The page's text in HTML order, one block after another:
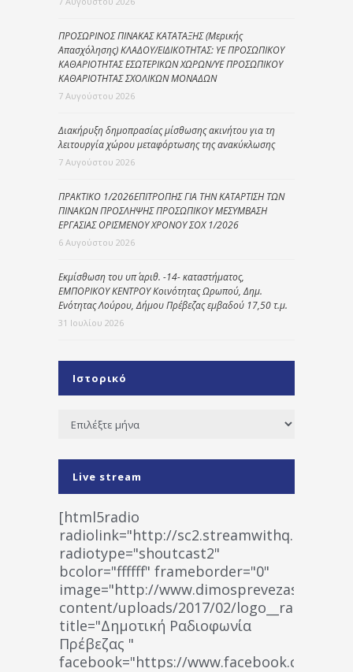
ΠΡΟΣΩΡΙΝΟΣ ΠΙΝΑΚΑΣ ΚΑΤΑΤΑΞΗΣ (Μερικής
Απασχόλησης) ΚΛΑΔΟΥ/ΕΙΔΙΚΟΤΗΤΑΣ: ΥΕ ΠΡΟΣΩΠΙΚΟΥ
ΚΑΘΑΡΙΟΤΗΤΑΣ ΕΣΩΤΕΡΙΚΩΝ ΧΩΡΩΝ/ΥΕ ΠΡΟΣΩΠΙΚΟΥ
ΚΑΘΑΡΙΟΤΗΤΑΣ ΣΧΟΛΙΚΩΝ ΜΟΝΑΔΩΝ
7 Αυγούστου 2026
Διακήρυξη δημοπρασίας μίσθωσης ακινήτου για τη
λειτουργία χώρου μεταφόρτωσης της ανακύκλωσης
7 Αυγούστου 2026
ΠΡΑΚΤΙΚΟ 1/2026ΕΠΙΤΡΟΠΗΣ ΓΙΑ ΤΗΝ ΚΑΤΑΡΤΙΣΗ ΤΩΝ
ΠΙΝΑΚΩΝ ΠΡΟΣΛΗΨΗΣ ΠΡΟΣΩΠΙΚΟΥ ΜΕΣΥΜΒΑΣΗ
ΕΡΓΑΣΙΑΣ ΟΡΙΣΜΕΝΟΥ ΧΡΟΝΟΥ ΣΟΧ 1/2026
6 Αυγούστου 2026
Εκμίσθωση του υπ΄ αριθ. -14- καταστήματος,
ΕΜΠΟΡΙΚΟΥ ΚΕΝΤΡΟΥ Κοινότητας Ωρωπού, Δημ.
Ενότητας Λούρου, Δήμου Πρέβεζας εμβαδού 17,50 τ.μ.
31 Ιουλίου 2026
Ιστορικό
Ιστορικό
Live stream
[html5radio
radiolink="http://
radiotype="shoutcast2"
bcolor="ffffff" frameborder="0"
image="http://www.dimosprevezas.gr/wp-
content/uploads/2017/02/
title="Δημοτική Ραδιοφωνία
Πρέβεζας "
facebook="https://www.facebook.com/